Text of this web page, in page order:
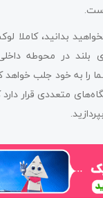
بدانید، کاملا
بلند در محوطه
را به خود جلب
متعددی قرار